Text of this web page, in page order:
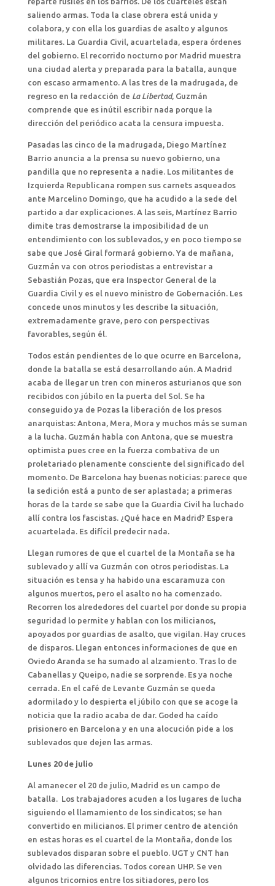
saliendo armas. Toda la clase obrera está unida y
colabora, y con ella los guardias de asalto y algunos
militares. La Guardia Civil, acuartelada, espera órdenes
del gobierno. El recorrido nocturno por Madrid muestra
una ciudad alerta y preparada para la batalla, aunque
con escaso armamento. A las tres de la madrugada, de
regreso en la redacción de La Libertad, Guzmán
comprende que es inútil escribir nada porque la
dirección del periódico acata la censura impuesta.
Pasadas las cinco de la madrugada, Diego Martínez
Barrio anuncia a la prensa su nuevo gobierno, una
pandilla que no representa a nadie. Los militantes de
Izquierda Republicana rompen sus carnets asqueados
ante Marcelino Domingo, que ha acudido a la sede del
partido a dar explicaciones. A las seis, Martínez Barrio
dimite tras demostrarse la imposibilidad de un
entendimiento con los sublevados, y en poco tiempo se
sabe que José Giral formará gobierno. Ya de mañana,
Guzmán va con otros periodistas a entrevistar a
Sebastián Pozas, que era Inspector General de la
Guardia Civil y es el nuevo ministro de Gobernación. Les
concede unos minutos y les describe la situación,
extremadamente grave, pero con perspectivas
favorables, según él.
Todos están pendientes de lo que ocurre en Barcelona,
donde la batalla se está desarrollando aún. A Madrid
acaba de llegar un tren con mineros asturianos que son
recibidos con júbilo en la puerta del Sol. Se ha
conseguido ya de Pozas la liberación de los presos
anarquistas: Antona, Mera, Mora y muchos más se suman
a la lucha. Guzmán habla con Antona, que se muestra
optimista pues cree en la fuerza combativa de un
proletariado plenamente consciente del significado del
momento. De Barcelona hay buenas noticias: parece que
la sedición está a punto de ser aplastada; a primeras
horas de la tarde se sabe que la Guardia Civil ha luchado
allí contra los fascistas. ¿Qué hace en Madrid? Espera
acuartelada. Es difícil predecir nada.
Llegan rumores de que el cuartel de la Montaña se ha
sublevado y allí va Guzmán con otros periodistas. La
situación es tensa y ha habido una escaramuza con
algunos muertos, pero el asalto no ha comenzado.
Recorren los alrededores del cuartel por donde su propia
seguridad lo permite y hablan con los milicianos,
apoyados por guardias de asalto, que vigilan. Hay cruces
de disparos. Llegan entonces informaciones de que en
Oviedo Aranda se ha sumado al alzamiento. Tras lo de
Cabanellas y Queipo, nadie se sorprende. Es ya noche
cerrada. En el café de Levante Guzmán se queda
adormilado y lo despierta el júbilo con que se acoge la
noticia que la radio acaba de dar. Goded ha caído
prisionero en Barcelona y en una alocución pide a los
sublevados que dejen las armas.
Lunes 20 de julio
Al amanecer el 20 de julio, Madrid es un campo de
batalla. Los trabajadores acuden a los lugares de lucha
siguiendo el llamamiento de los sindicatos; se han
convertido en milicianos. El primer centro de atención
en estas horas es el cuartel de la Montaña, donde los
sublevados disparan sobre el pueblo. UGT y CNT han
olvidado las diferencias. Todos corean UHP. Se ven
algunos tricornios entre los sitiadores, pero los